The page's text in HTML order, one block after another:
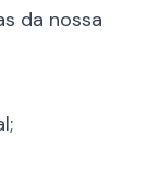
da nossa